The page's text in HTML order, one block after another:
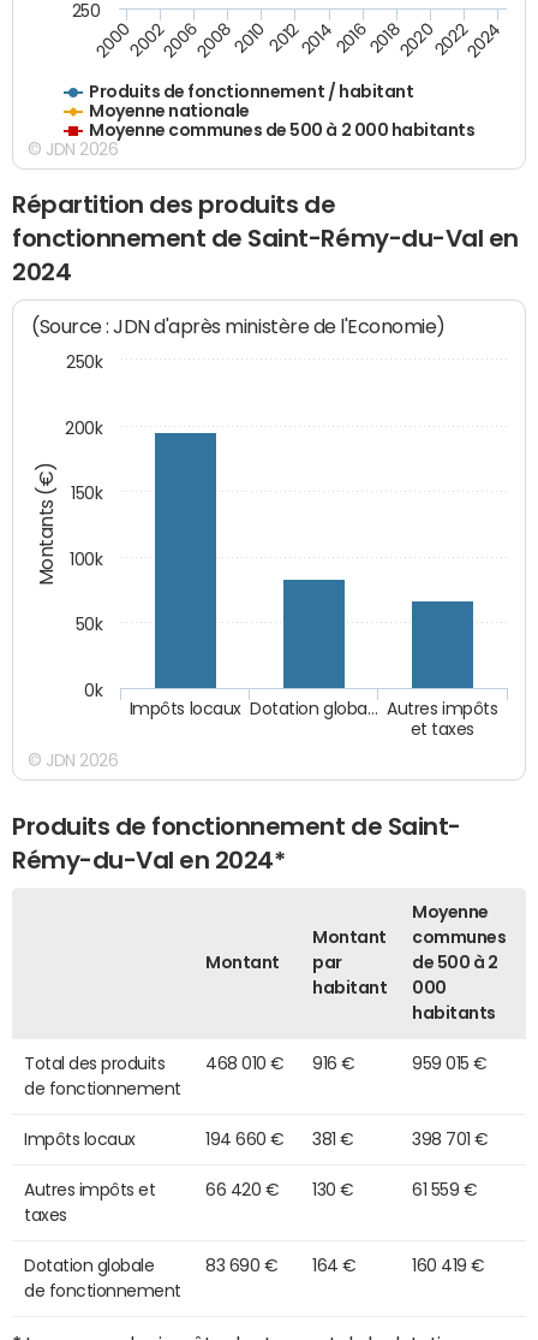
Produits de fonctionnement / habitant
Moyenne nationale
Moyenne communes de 500 à 2 000 habitants
200020022006200820102012201420162018202020222024
250
© JDN 2026
Répartition des produits de
fonctionnement de Saint-Rémy-du-Val en
2024
Montants (€)
(Source : JDN d'après ministère de l'Economie)
Autres impôts
et taxes
Dotation globa…
Impôts locaux
0k
50k
100k
150k
200k
250k
© JDN 2026
Produits de fonctionnement de Saint-
Rémy-du-Val en 2024*
Montant
Montant
par
habitant
Moyenne
communes
de 500 à 2
000
habitants
Total des produits
de fonctionnement
468 010 € 916 € 959 015 €
Impôts locaux 194 660 € 381 € 398 701 €
Autres impôts et
taxes
66 420 € 130 € 61 559 €
Dotation globale
de fonctionnement
83 690 € 164 € 160 419 €